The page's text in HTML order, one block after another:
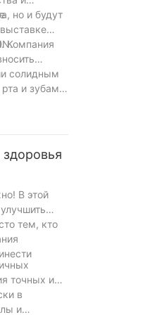
но и будут
Компания
солидным
и зубами
В этой
тем, кто
точных и
в
и